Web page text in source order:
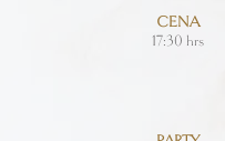
CENA
17:30 hrs